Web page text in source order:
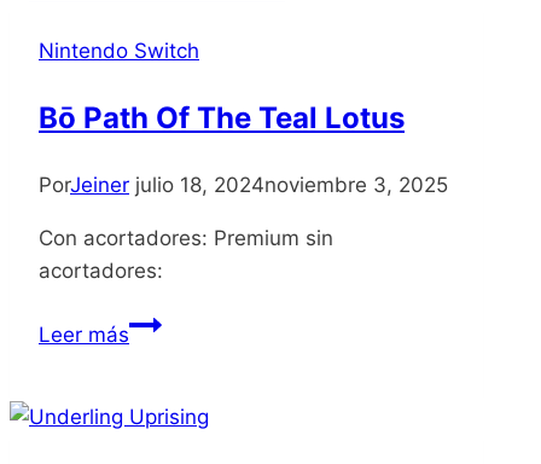
Nintendo Switch
Bō Path Of The Teal Lotus
PorJeiner julio 18, 2024noviembre 3, 2025
Con acortadores: Premium sin
acortadores:
Leer másBō
The